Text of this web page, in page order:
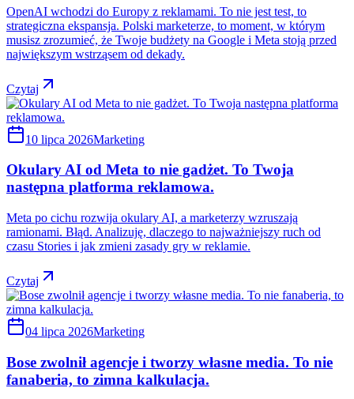
OpenAI wchodzi do Europy z reklamami. To nie jest test, to
strategiczna ekspansja. Polski marketerze, to moment, w którym
musisz zrozumieć, że Twoje budżety na Google i Meta stoją przed
największym wstrząsem od dekady.
Czytaj
10 lipca 2026Marketing
Okulary AI od Meta to nie gadżet. To Twoja
następna platforma reklamowa.
Meta po cichu rozwija okulary AI, a marketerzy wzruszają
ramionami. Błąd. Analizuję, dlaczego to najważniejszy ruch od
czasu Stories i jak zmieni zasady gry w reklamie.
Czytaj
04 lipca 2026Marketing
Bose zwolnił agencje i tworzy własne media. To nie
fanaberia, to zimna kalkulacja.